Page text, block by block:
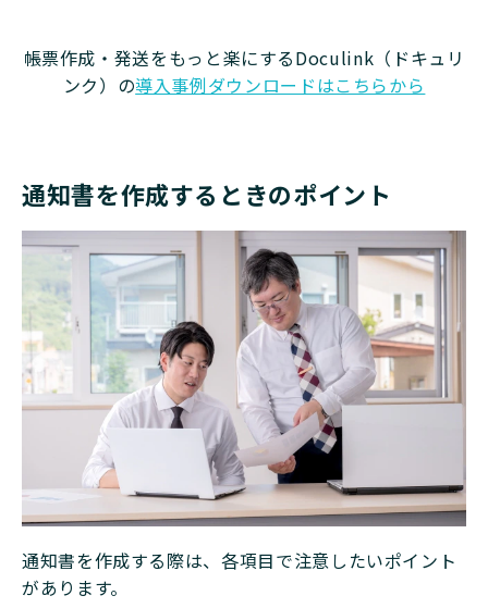
帳票作成・発送をもっと楽にするDoculink（ドキュリ
ンク）の導入事例ダウンロードはこちらから
通知書を作成するときのポイント
通知書を作成する際は、各項目で注意したいポイント
があります。